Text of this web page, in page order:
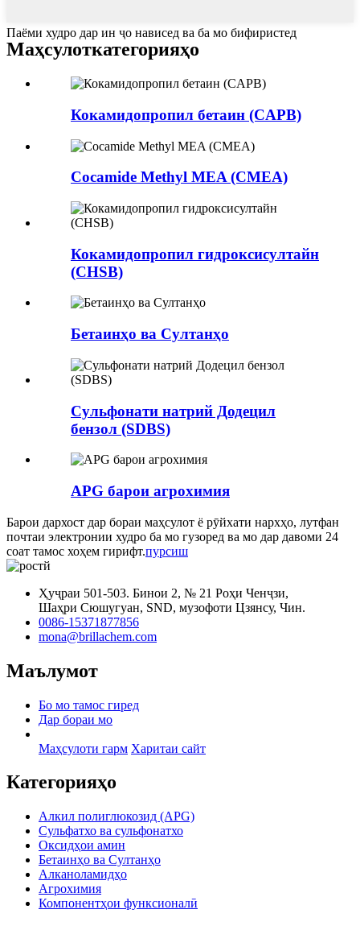
Паёми худро дар ин ҷо нависед ва ба мо бифиристед
Маҳсулоткатегорияҳо
Кокамидопропил бетаин (CAPB)
Cocamide Methyl MEA (CMEA)
Кокамидопропил гидроксисултайн
(CHSB)
Бетаинҳо ва Султанҳо
Сульфонати натрий Додецил
бензол (SDBS)
APG барои агрохимия
Барои дархост дар бораи маҳсулот ё рӯйхати нархҳо, лутфан
почтаи электронии худро ба мо гузоред ва мо дар давоми 24
соат тамос хоҳем гирифт.пурсиш
Ҳуҷраи 501-503. Бинои 2, № 21 Роҳи Ченҷзи,
Шаҳри Сюшугуан, SND, музофоти Цзянсу, Чин.
0086-15371877856
mona@brillachem.com
Маълумот
Бо мо тамос гиред
Дар бораи мо
Маҳсулоти гарм Харитаи сайт
Категорияҳо
Алкил полиглюкозид (APG)
Сульфатхо ва сульфонатхо
Оксидҳои амин
Бетаинҳо ва Султанҳо
Алканоламидҳо
Агрохимия
Компонентҳои функсионалӣ